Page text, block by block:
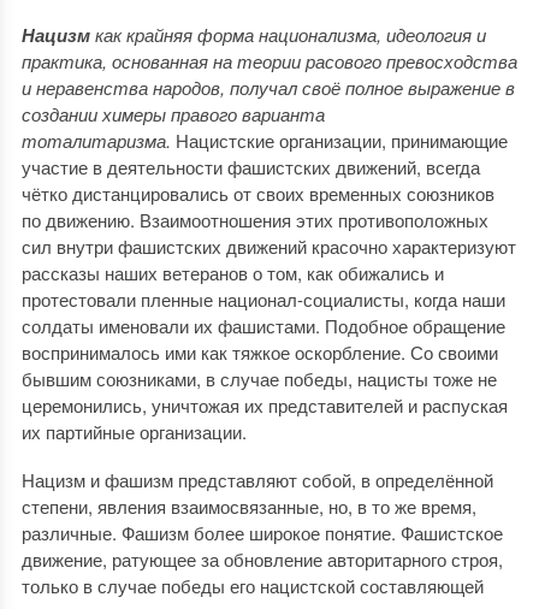
Нацизмкак крайняя форма национализма, идеология и
практика, основанная на теории расового превосходства
и неравенства народов, получал своё полное выражение в
создании химеры правого варианта
тоталитаризма. Нацистские организации, принимающие
участие в деятельности фашистских движений, всегда
чётко дистанцировались от своих временных союзников
по движению. Взаимоотношения этих противоположных
сил внутри фашистских движений красочно характеризуют
рассказы наших ветеранов о том, как обижались и
протестовали пленные национал-социалисты, когда наши
солдаты именовали их фашистами. Подобное обращение
воспринималось ими как тяжкое оскорбление. Со своими
бывшим союзниками, в случае победы, нацисты тоже не
церемонились, уничтожая их представителей и распуская
их партийные организации.
Нацизм и фашизм представляют собой, в определённой
степени, явления взаимосвязанные, но, в то же время,
различные. Фашизм более широкое понятие. Фашистское
движение, ратующее за обновление авторитарного строя,
только в случае победы его нацистской составляющей